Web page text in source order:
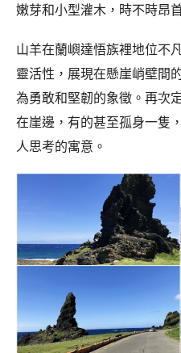
嫩芽和小型灌木，時不時昂
山羊在蘭嶼達悟族裡地位不
靈活性，展現在懸崖峭壁間
為勇敢和堅韌的象徵。再次
在崖邊，有的甚至孤身一隻
人思考的寓意。